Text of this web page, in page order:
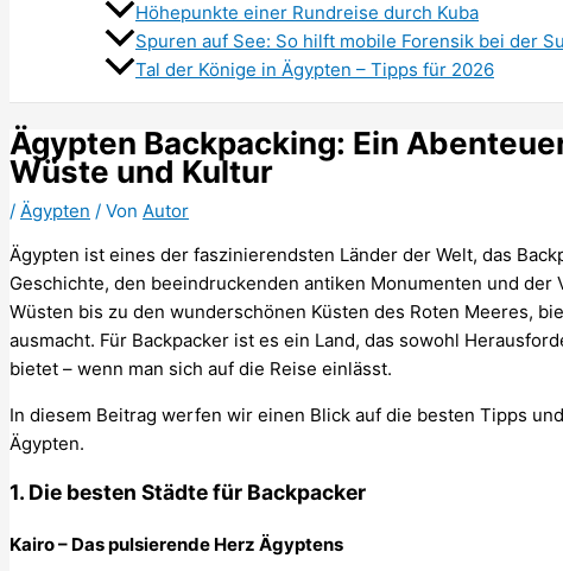
Höhepunkte einer Rundreise durch Kuba
Spuren auf See: So hilft mobile Forensik bei der
Tal der Könige in Ägypten – Tipps für 2026
Ägypten Backpacking: Ein
Wüste und Kultur
/ Ägypten / Von Autor
Ägypten ist eines der faszinierendsten Länder der Welt, das
Geschichte, den beeindruckenden antiken Monumenten und der
Wüsten bis zu den wunderschönen Küsten des Roten Meeres,
ausmacht. Für Backpacker ist es ein Land, das sowohl
bietet – wenn man sich auf die Reise einlässt.
In diesem Beitrag werfen wir einen Blick auf die besten Tipps
Ägypten.
1. Die besten Städte für Backpacker
Kairo – Das pulsierende Herz Ägyptens